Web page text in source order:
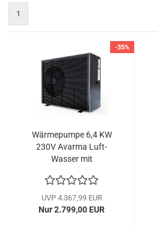
1
-35%
Wärmepumpe 6,4 KW
230V Avarma Luft-
Wasser mit
Monoblock Hofman
Energy
UVP 4.367,99 EUR
Nur 2.799,00 EUR